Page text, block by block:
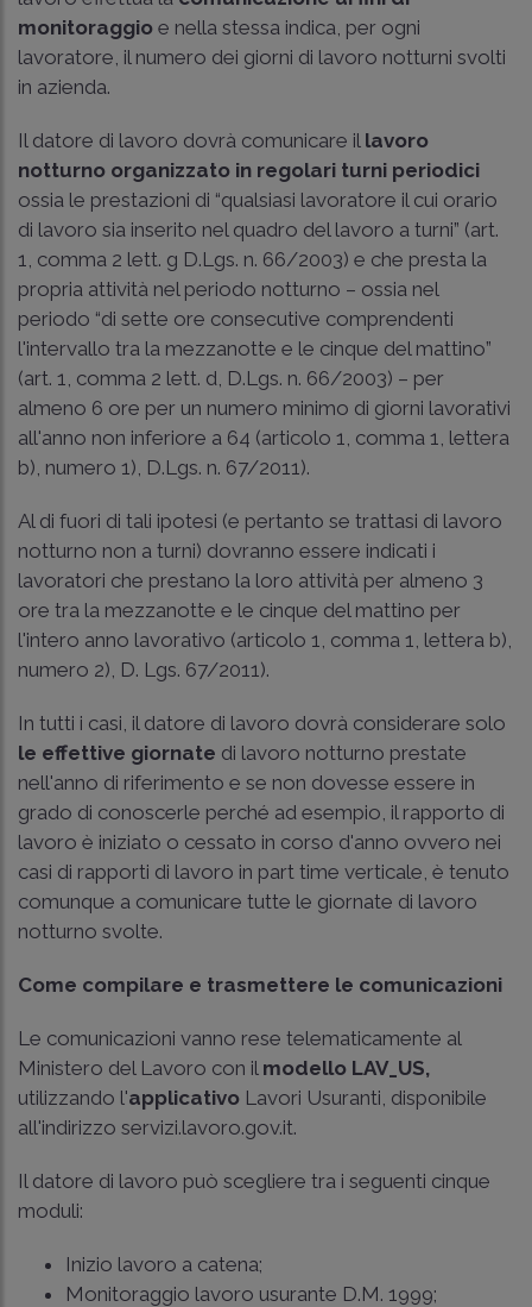
monitoraggio e nella stessa indica, per ogni
lavoratore, il numero dei giorni di lavoro notturni svolti
in azienda.
Il datore di lavoro dovrà comunicare il lavoro
notturno organizzato in regolari turni periodici
ossia le prestazioni di “qualsiasi lavoratore il cui orario
di lavoro sia inserito nel quadro del lavoro a turni” (art.
1, comma 2 lett. g D.Lgs. n. 66/2003) e che presta la
propria attività nel periodo notturno – ossia nel
periodo “di sette ore consecutive comprendenti
l'intervallo tra la mezzanotte e le cinque del mattino”
(art. 1, comma 2 lett. d, D.Lgs. n. 66/2003) – per
almeno 6 ore per un numero minimo di giorni lavorativi
all'anno non inferiore a 64 (articolo 1, comma 1, lettera
b), numero 1), D.Lgs. n. 67/2011 ).
Al di fuori di tali ipotesi (e pertanto se trattasi di lavoro
notturno non a turni) dovranno essere indicati i
lavoratori che prestano la loro attività per almeno 3
ore tra la mezzanotte e le cinque del mattino per
l'intero anno lavorativo (articolo 1, comma 1, lettera b),
numero 2), D. Lgs. 67/2011 ).
In tutti i casi, il datore di lavoro dovrà considerare solo
le effettive giornate di lavoro notturno prestate
nell'anno di riferimento e se non dovesse essere in
grado di conoscerle perché ad esempio, il rapporto di
lavoro è iniziato o cessato in corso d'anno ovvero nei
casi di rapporti di lavoro in part time verticale, è tenuto
comunque a comunicare tutte le giornate di lavoro
notturno svolte.
Come compilare e trasmettere le comunicazioni
Le comunicazioni vanno rese telematicamente al
Ministero del Lavoro con il modello LAV_US,
utilizzando l'applicativo Lavori Usuranti, disponibile
all'indirizzo servizi.lavoro.gov.it.
Il datore di lavoro può scegliere tra i seguenti cinque
moduli:
Inizio lavoro a catena;
Monitoraggio lavoro usurante D.M. 1999;